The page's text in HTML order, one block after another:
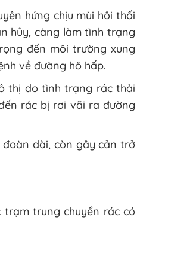
hứng chịu mùi hôi thối
hủy, càng làm tình trạng
đến môi trường xung
về đường hô hấp.
thị do tình trạng rác thải
rác bị rơi vãi ra đường
đoàn dài, còn gây cản trở
trung chuyển rác có